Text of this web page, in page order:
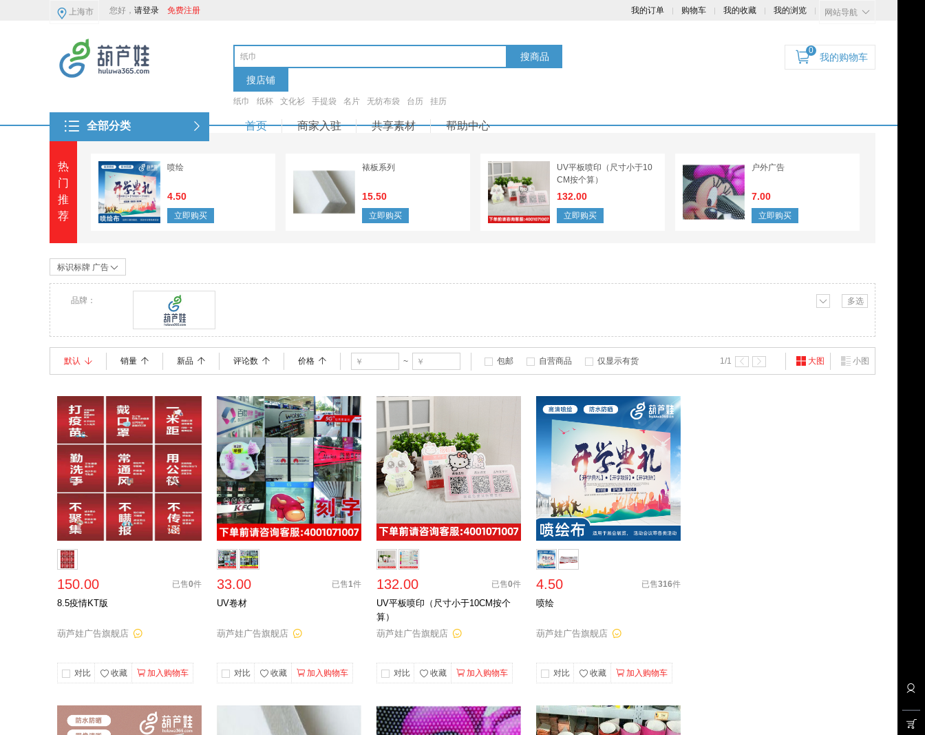
上海市 您好， 请登录 免费注册 我的订单 购物车 我的收藏 我的浏览 网站导航
搜商品
搜店铺
纸巾 纸杯 文化衫 手提袋 名片 无纺布袋 台历 挂历
我的购物车
0
全部分类 首页 商家入驻 共享素材 帮助中心
热
门
推
荐
喷绘
4.50
立即购买
裱板系列
15.50
立即购买
UV平板喷印（尺寸小于10
CM按个算）
132.00
立即购买
户外广告
7.00
立即购买
标识标牌 广告
品牌：
葫芦娃
多选
默认 销量 新品 评论数 价格 ~ 包邮 自营商品 仅显示有货 1/1 大图 小图
150.00 已售0件
8.5疫情KT版
葫芦娃广告旗舰店
对比 收藏 加入购物车
33.00 已售1件
UV卷材
葫芦娃广告旗舰店
对比 收藏 加入购物车
132.00 已售0件
UV平板喷印（尺寸小于10CM按个
算）
葫芦娃广告旗舰店
对比 收藏 加入购物车
4.50 已售316件
喷绘
葫芦娃广告旗舰店
对比 收藏 加入购物车